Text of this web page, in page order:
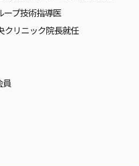
ープ技術指導医
クリニック院長就任
員